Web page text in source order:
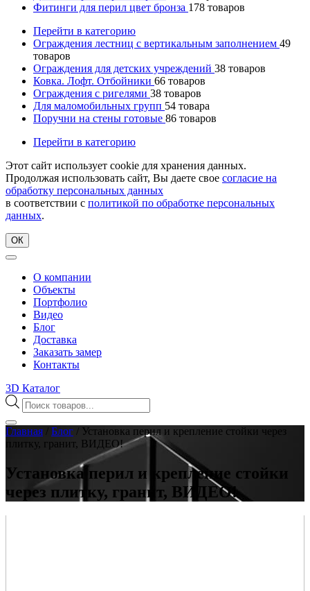
Фитинги для перил цвет бронза 178 товаров
Перейти в категорию
Ограждения лестниц с вертикальным заполнением 49
товаров
Ограждения для детских учреждений 38 товаров
Ковка. Лофт. Отбойники 66 товаров
Ограждения с ригелями 38 товаров
Для маломобильных групп 54 товара
Поручни на стены готовые 86 товаров
Перейти в категорию
Этот сайт использует cookie для хранения данных.
Продолжая использовать сайт, Вы даете свое согласие на
обработку персональных данных
в соответствии с политикой по обработке персональных
данных.
ОК
О компании
Объекты
Портфолио
Видео
Блог
Доставка
Заказать замер
Контакты
3D Каталог
Поиск
товаров
Главная
Блог / Установка перил и крепление стойки через
плитку, гранит, ВИДЕО!
Установка перил и крепление стойки
через плитку, гранит, ВИДЕО!